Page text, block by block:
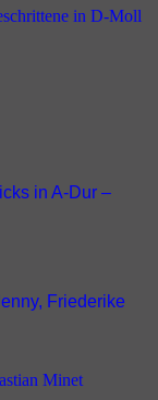
in D-Moll
in A-Dur –
Friederike